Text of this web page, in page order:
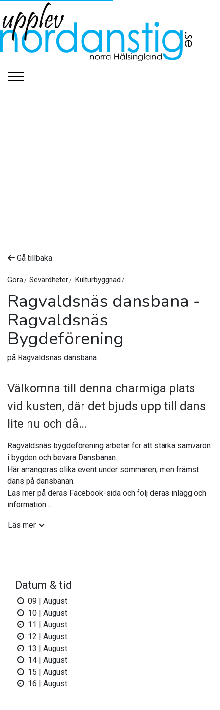
Gå tillbaka
Göra Sevärdheter Kulturbyggnad
Ragvaldsnäs dansbana -
Ragvaldsnäs
Bygdeförening
på Ragvaldsnäs dansbana
Välkomna till denna charmiga plats
vid kusten, där det bjuds upp till dans
lite nu och då...
Ragvaldsnäs bygdeförening arbetar för att stärka samvaron
i bygden och bevara Dansbanan.
Här arrangeras olika event under sommaren, men främst
dans på dansbanan.
Läs mer på deras Facebook-sida och följ deras inlägg och
information.
Ragvaldsnäs dansbana i Gnarp blev rikskänd efter SVT:s
Info: 070-283 09 07
Välkomna!
Läs mer
Datum & tid
09 | August
10 | August
11 | August
12 | August
13 | August
14 | August
15 | August
16 | August